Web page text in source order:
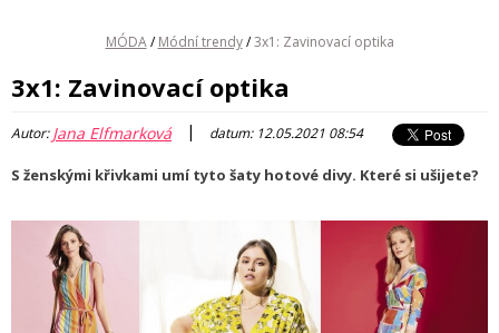
MÓDA / Módní trendy / 3x1: Zavinovací optika
3x1: Zavinovací optika
Autor:Jana Elfmarková | datum: 12.05.2021 08:54
S ženskými křivkami umí tyto šaty hotové divy. Které si ušijete?